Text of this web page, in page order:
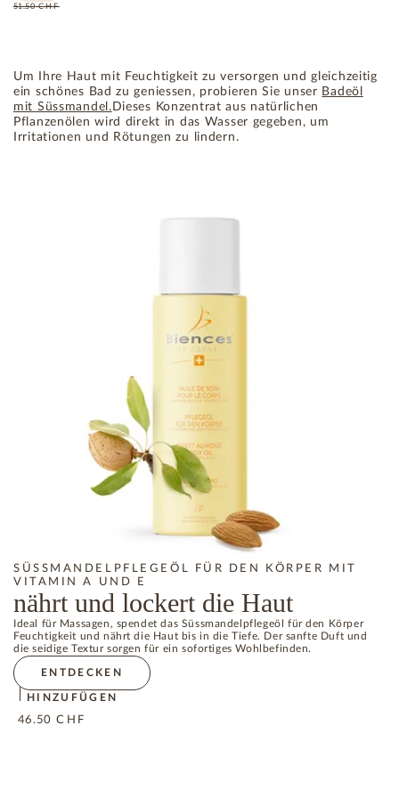
51.50CHF
Um Ihre Haut mit Feuchtigkeit zu versorgen und gleichzeitig
ein schönes Bad zu geniessen, probieren Sie unser Badeöl
mit Süssmandel. Dieses Konzentrat aus natürlichen
Pflanzenölen wird direkt in das Wasser gegeben, um
Irritationen und Rötungen zu lindern.
SÜSSMANDELPFLEGEÖL FÜR DEN KÖRPER MIT
VITAMIN A UND E
nährt und lockert die Haut
Ideal für Massagen, spendet das Süssmandelpflegeöl für den Körper
Feuchtigkeit und nährt die Haut bis in die Tiefe. Der sanfte Duft und
die seidige Textur sorgen für ein sofortiges Wohlbefinden.
ENTDECKEN
HINZUFÜGEN
46.50 CHF